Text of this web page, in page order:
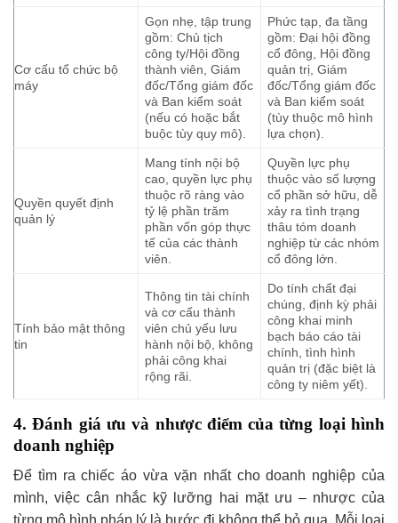
Cơ cấu tổ chức bộ
máy
Gọn nhẹ, tập trung
gồm: Chủ tịch
công ty/Hội đồng
thành viên, Giám
đốc/Tổng giám đốc
và Ban kiểm soát
(nếu có hoặc bắt
buộc tùy quy mô).
Phức tạp, đa tầng
gồm: Đại hội đồng
cổ đông, Hội đồng
quản trị, Giám
đốc/Tổng giám đốc
và Ban kiểm soát
(tùy thuộc mô hình
lựa chọn).
Quyền quyết định
quản lý
Mang tính nội bộ
cao, quyền lực phụ
thuộc rõ ràng vào
tỷ lệ phần trăm
phần vốn góp thực
tế của các thành
viên.
Quyền lực phụ
thuộc vào số lượng
cổ phần sở hữu, dễ
xảy ra tình trạng
thâu tóm doanh
nghiệp từ các nhóm
cổ đông lớn.
Tính bảo mật thông
tin
Thông tin tài chính
và cơ cấu thành
viên chủ yếu lưu
hành nội bộ, không
phải công khai
rộng rãi.
Do tính chất đại
chúng, định kỳ phải
công khai minh
bạch báo cáo tài
chính, tình hình
quản trị (đặc biệt là
công ty niêm yết).
4. Đánh giá ưu và nhược điểm của từng loại hình
doanh nghiệp
Để tìm ra chiếc áo vừa vặn nhất cho doanh nghiệp của
mình, việc cân nhắc kỹ lưỡng hai mặt ưu – nhược của